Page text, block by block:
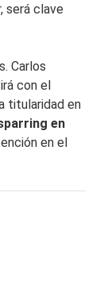
será clave
Carlos
con el
titularidad en
en
en el